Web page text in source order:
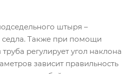
штыря –
седла. Также при помощи
регулирует угол наклона
зависит правильность